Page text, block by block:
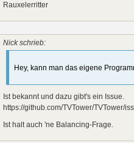
Rauxelerritter
Nick schrieb:
Hey, kann man das eigene
Ist bekannt und dazu gibt's ein Issue.
https://github.com/TVTower/TVTower/
Ist halt auch 'ne Balancing-Frage.